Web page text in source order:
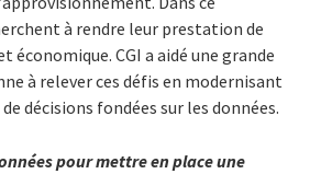
à rendre leur prestation de
économique. CGI a aidé une grande
à relever ces défis en modernisant
décisions fondées sur les données.
pour mettre en place une